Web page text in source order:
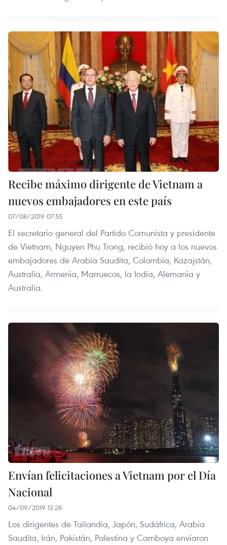
Recibe máximo dirigente de Vietnam a
nuevos embajadores en este país
07/08/2019 07:55
El secretario general del Partido Comunista y presidente
de Vietnam, Nguyen Phu Trong, recibió hoy a los nuevos
embajadores de Arabia Saudita, Colombia, Kazajstán,
Australia, Armenia, Marruecos, la India, Alemania y
Australia.
Envían felicitaciones a Vietnam por el Día
Nacional
04/09/2019 13:28
Los dirigentes de Tailandia, Japón, Sudáfrica, Arabia
Saudita, Irán, Pakistán, Palestina y Camboya enviaron